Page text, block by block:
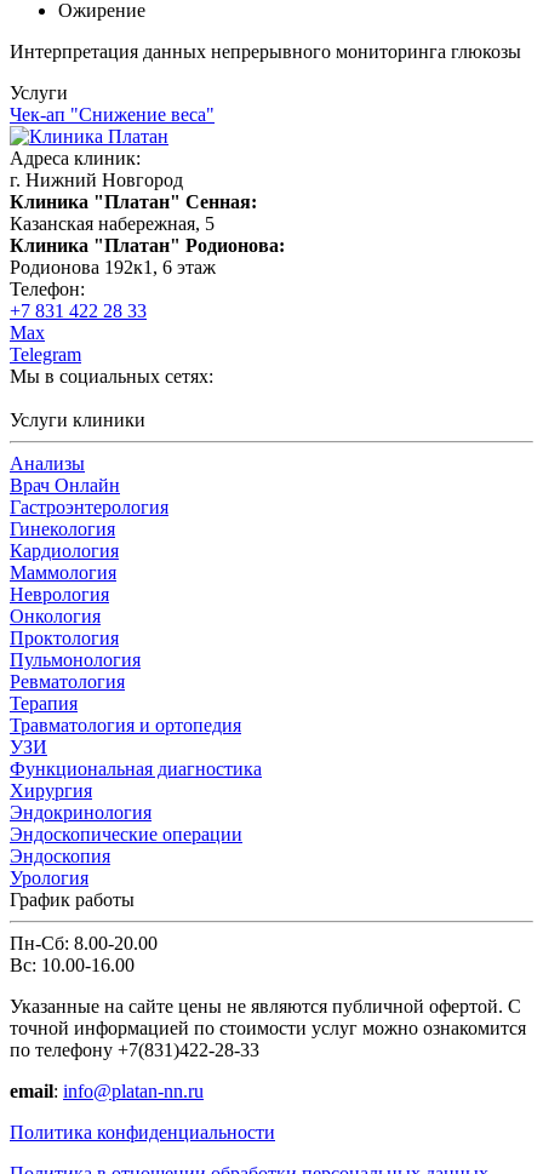
Ожирение
Интерпретация данных непрерывного мониторинга глюкозы
Услуги
Чек-ап "Снижение веса"
Адреса клиник:
г. Нижний Новгород
Клиника "Платан" Сенная:
Казанская набережная, 5
Клиника "Платан" Родионова:
Родионова 192к1, 6 этаж
Телефон:
+7 831 422 28 33
Max
Telegram
Мы в социальных сетях:
Услуги клиники
Анализы
Врач Онлайн
Гастроэнтерология
Гинекология
Кардиология
Маммология
Неврология
Онкология
Проктология
Пульмонология
Ревматология
Терапия
Травматология и ортопедия
УЗИ
Функциональная диагностика
Хирургия
Эндокринология
Эндоскопические операции
Эндоскопия
Урология
График работы
Пн-Сб: 8.00-20.00
Вс: 10.00-16.00
Указанные на сайте цены не являются публичной офертой. С
точной информацией по стоимости услуг можно ознакомится
по телефону +7(831)422-28-33
email: info@platan-nn.ru
Политика конфиденциальности